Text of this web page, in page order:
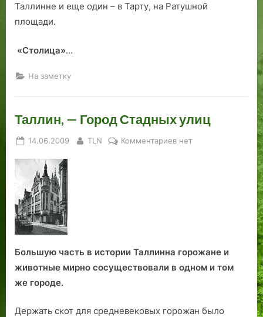
Таллинне и еще один – в Тарту, на Ратушной
площади.
«Столица»…
На заметку
Таллин, — Город Стадных улиц
Posted
14.06.2009 By
TLN Комментариевкнет
Большую часть в истории Таллинна горожане и
животные мирно сосуществовали в одном и том
же городе.
Держать скот для средневековых горожан было